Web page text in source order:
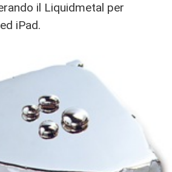
il Liquidmetal per
iPad.